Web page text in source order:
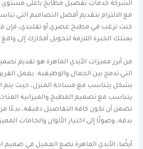
الشركة خدمات تفصيل مطابخ بأعلى مستوى
مع الالتزام بتقديم أفضل التصاميم التي
كنت ترغب في مطبخ عصري أو تقليدي، فإن
يمتلك الخبرة اللازمة لتحويل أفكارك إلى
من أبرز مميزات الأيدي الماهرة هو تقديم
التي تدمج بين الجمال والوظيفية. يعمل
بشكل يتناسب مع مساحة المنزل، حيث يتم
يتناسب مع تصميم المطبخ والميزانية
تضمن أن تكون كافة التفاصيل دقيقة، بدءًا
بدقة، وصولًا إلى اختيار الألوان والخامات
أيضًا، الأيدي الماهرة تضع العميل في صميم